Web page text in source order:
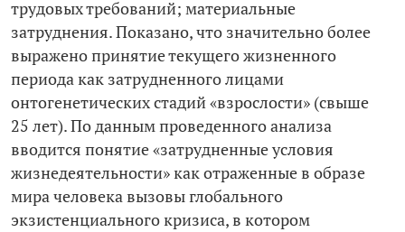
трудовых требований; материальные
затруднения. Показано, что значительно более
выражено принятие текущего жизненного
периода как затрудненного лицами
онтогенетических стадий «взрослости» (свыше
25 лет). По данным проведенного анализа
вводится понятие «затрудненные условия
жизнедеятельности» как отраженные в образе
мира человека вызовы глобального
экзистенциального кризиса, в котором